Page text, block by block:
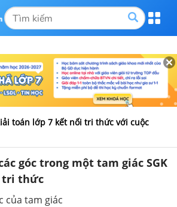
toán lớp 7 kết nối tri thức với cuộc
góc trong một tam giác SGK
tri thức
của tam giác